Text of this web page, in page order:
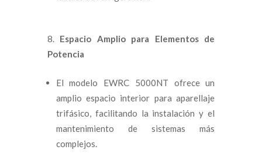
Espacio Amplio para Elementos de
Potencia
El modelo EWRC 5000NT ofrece un
amplio espacio interior para aparellaje
trifásico, facilitando la instalación y el
mantenimiento de sistemas más
complejos.